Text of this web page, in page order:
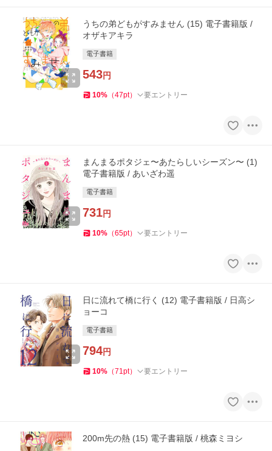
うちの弟どもがすみません (15) 電子書籍版 /
オザキアキラ
電子書籍
543円
10% （47pt） 要エントリー
まんまるポタジェ〜あたらしいシーズン〜 (1)
電子書籍版 / あいざわ遥
電子書籍
731円
10% （65pt） 要エントリー
日に流れて橋に行く (12) 電子書籍版 / 日高シ
ョーコ
電子書籍
794円
10% （71pt） 要エントリー
200m先の熱 (15) 電子書籍版 / 桃森ミヨシ